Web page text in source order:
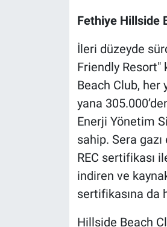
Fethiye Hillside
İleri düzeyde
Friendly Resort"
Beach Club, her
yana
Enerji Yönetim
sahip. Sera
REC sertifikası
indiren ve
sertifikasına da
Hillside Beach